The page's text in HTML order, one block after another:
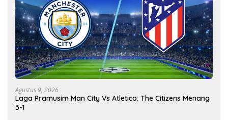
Agustus 9, 2026
Laga Pramusim Man City Vs Atletico: The Citizens Menang
3-1